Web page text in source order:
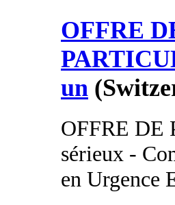
OFFRE
un
OFFRE DE
sérieux -
en Urgence